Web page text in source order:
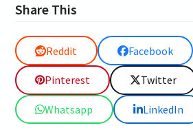
Share This
Reddit Facebook
Pinterest Twitter
Whatsapp LinkedIn